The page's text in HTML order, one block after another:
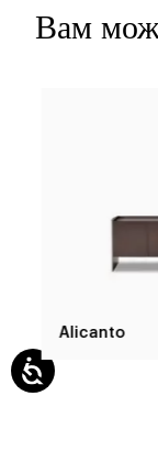
Вам
Alicanto